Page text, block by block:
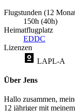
Flugstunden (12
150h (40h)
Heimatflugplatz
EDDC
Lizenzen
LAPL-A
Über Jens
Hallo zusammen,
12 jähriger mit